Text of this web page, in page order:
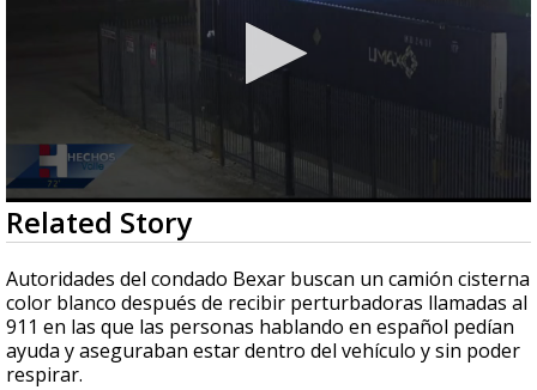
0
seconds
of
1
minute,
9
seconds
Related Story
Autoridades del condado Bexar buscan un camión cisterna
color blanco después de recibir perturbadoras llamadas al
911 en las que las personas hablando en español pedían
ayuda y aseguraban estar dentro del vehículo y sin poder
respirar.